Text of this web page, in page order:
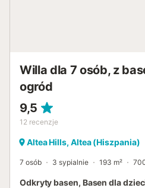
Willa dla 7 osób, z
ogród
9,5
12 recenzje
Altea Hills, Altea (Hiszpania)
7 osób 3 sypialnie 193 m²
Odkryty basen, Basen dla